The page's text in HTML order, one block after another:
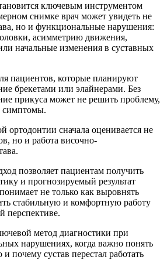
ключевым инструментом
снимке врач может увидеть не
но и функциональные нарушения:
асимметрию движения,
начальные изменения в суставных
пациентов, которые планируют
брекетами или элайнерами. Без
прикуса может не решить проблему,
симптомы.
ортодонтии сначала оценивается не
но и работа височно-
позволяет пациентам получить
и прогнозируемый результат
не только как выровнять
стабильную и комфортную работу
перспективе.
метод диагностики при
нарушениях, когда важно понять
и почему сустав перестал работать